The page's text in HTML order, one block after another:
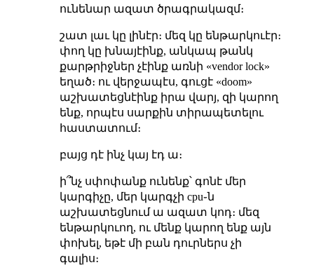
ունենար ազատ ծրագրակազմ։
շատ լաւ կը լինէր։ մեզ կը ենթարկուէր։
փող կը խնայէինք, անկապ թանկ
քարթրիջներ չէինք առնի «vendor lock»
եղած։ ու վերջապէս, գուցէ «doom»
աշխատեցնէինք իրա վարյ, զի կարող
ենք, որպէս սարքին տիրապետելու
հաստատում։
բայց դէ ինչ կայ էդ ա։
ի՞նչ սփոփանք ունենք՝ գոնէ մեր
կարգիչը, մեր կարգչի cpu֊ն
աշխատեցնում ա ազատ կոդ։ մեզ
ենթարկուող, ու մենք կարող ենք այն
փոխել, եթէ մի բան դուրներս չի
գալիս։